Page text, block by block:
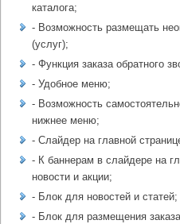
каталога;
- Возможность размещать
(услуг);
- Функция заказа обратного
- Удобное меню;
- Возможность
нижнее меню;
- Слайдер на главной
- К баннерам в слайдере на
новости и акции;
- Блок для новостей и статей;
- Блок для размещения